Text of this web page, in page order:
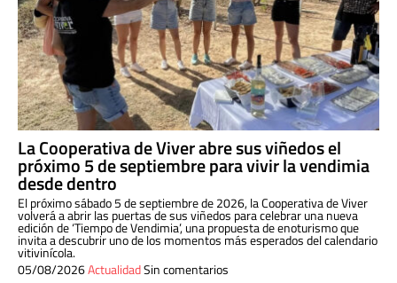
La Cooperativa de Viver abre sus viñedos el
próximo 5 de septiembre para vivir la vendimia
desde dentro
El próximo sábado 5 de septiembre de 2026, la Cooperativa de Viver
volverá a abrir las puertas de sus viñedos para celebrar una nueva
edición de ‘Tiempo de Vendimia’, una propuesta de enoturismo que
invita a descubrir uno de los momentos más esperados del calendario
vitivinícola.
05/08/2026ActualidadSin comentarios